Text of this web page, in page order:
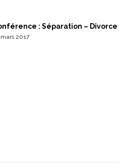
: Séparation – Divorce
mars 2017